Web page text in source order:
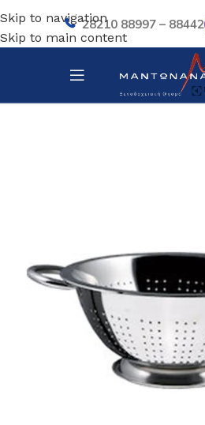
Skip to navigation
Skip to main content
28210 88997 – 88442
Αρχική σελίδα/